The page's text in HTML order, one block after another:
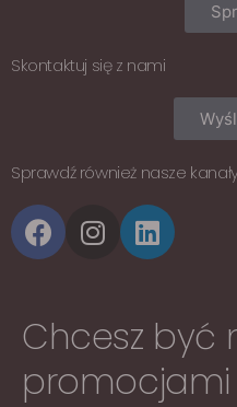
Skontaktuj się z nami
Sprawdź również nasze
Chcesz być